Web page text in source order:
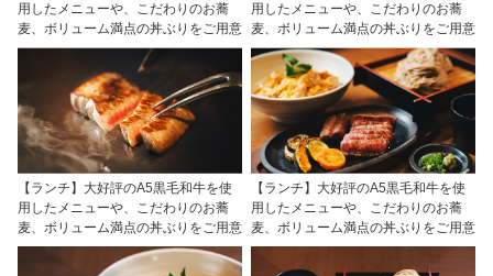
用したメニューや、こだわりのお蕎
麦、ボリューム満点の丼ぶりをご用意
用したメニューや、こだわりのお蕎
麦、ボリューム満点の丼ぶりをご用意
【ランチ】大好評のA5黒毛和牛を使
用したメニューや、こだわりのお蕎
麦、ボリューム満点の丼ぶりをご用意
【ランチ】大好評のA5黒毛和牛を使
用したメニューや、こだわりのお蕎
麦、ボリューム満点の丼ぶりをご用意